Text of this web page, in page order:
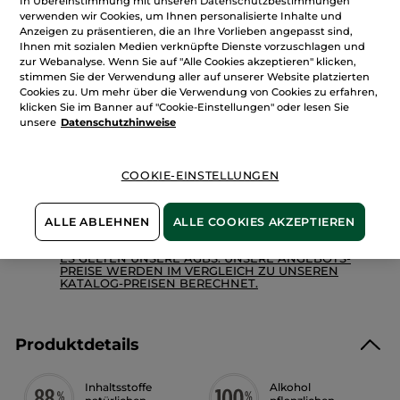
Cuir
de
Nuit
–
Eau
de
Parfum
30
ml
Menge
IN DEN WARENKORB
Freie Versandkosten ab 20€
Preisangaben inkl. MwSt. und zzgl. Versandkosten in
Höhe von 3,99 €.
ES GELTEN UNSERE AGBS. UNSERE ANGEBOTS-
PREISE WERDEN IM VERGLEICH ZU UNSEREN
KATALOG-PREISEN BERECHNET.
Produktdetails
Inhaltsstoffe
Alkohol
verwenden wir Cookies, um Ihnen personalisierte Inhalte und
Anzeigen zu präsentieren, die an Ihre Vorlieben angepasst sind,
Ihnen mit sozialen Medien verknüpfte Dienste vorzuschlagen und
zur Webanalyse. Wenn Sie auf "Alle Cookies akzeptieren" klicken,
stimmen Sie der Verwendung aller auf unserer Website platzierten
Cookies zu. Um mehr über die Verwendung von Cookies zu erfahren,
klicken Sie im Banner auf "Cookie-Einstellungen" oder lesen Sie
unsere Datenschutzhinweise
COOKIE-EINSTELLUNGEN
ALLE ABLEHNEN ALLE COOKIES AKZEPTIEREN